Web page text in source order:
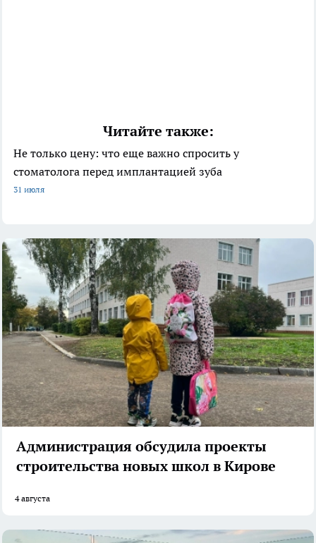
Читайте также:
Не только цену: что еще важно спросить у
стоматолога перед имплантацией зуба
31 июля
Администрация обсудила проекты
строительства новых школ в Кирове
4 августа